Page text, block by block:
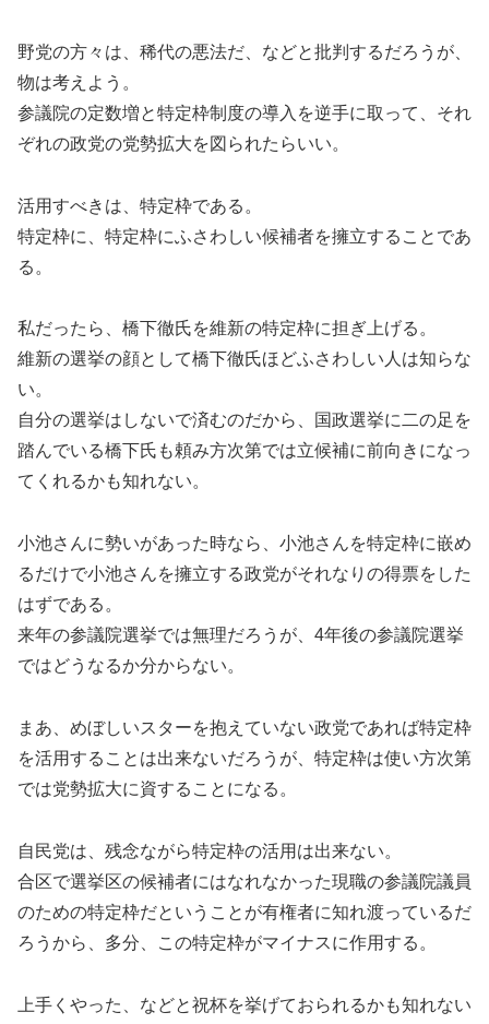
野党の方々は、稀代の悪法だ、などと批判するだろうが、
物は考えよう。
参議院の定数増と特定枠制度の導入を逆手に取って、それ
ぞれの政党の党勢拡大を図られたらいい。
活用すべきは、特定枠である。
特定枠に、特定枠にふさわしい候補者を擁立することであ
る。
私だったら、橋下徹氏を維新の特定枠に担ぎ上げる。
維新の選挙の顔として橋下徹氏ほどふさわしい人は知らな
い。
自分の選挙はしないで済むのだから、国政選挙に二の足を
踏んでいる橋下氏も頼み方次第では立候補に前向きになっ
てくれるかも知れない。
小池さんに勢いがあった時なら、小池さんを特定枠に嵌め
るだけで小池さんを擁立する政党がそれなりの得票をした
はずである。
来年の参議院選挙では無理だろうが、4年後の参議院選挙
ではどうなるか分からない。
まあ、めぼしいスターを抱えていない政党であれば特定枠
を活用することは出来ないだろうが、特定枠は使い方次第
では党勢拡大に資することになる。
自民党は、残念ながら特定枠の活用は出来ない。
合区で選挙区の候補者にはなれなかった現職の参議院議員
のための特定枠だということが有権者に知れ渡っているだ
ろうから、多分、この特定枠がマイナスに作用する。
上手くやった、などと祝杯を挙げておられるかも知れない